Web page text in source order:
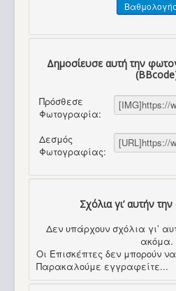
Δημοσίευσε αυτή την
Πρόσθεσε
Φωτογραφία:
Δεσμός
Φωτογραφίας:
Σχόλια γι’ αυτήν
Δεν υπάρχουν σχόλια γι’
ακόμα.
Οι Επισκέπτες δεν μπορούν
Παρακαλούμε εγγραφείτε...